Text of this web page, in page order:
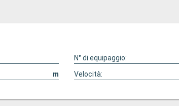
N° di equipaggio:
m Velocità: